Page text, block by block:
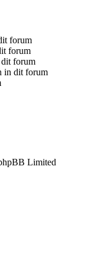
forum
forum
forum
in dit forum
Limited